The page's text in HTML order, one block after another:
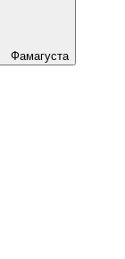
Фамагуста